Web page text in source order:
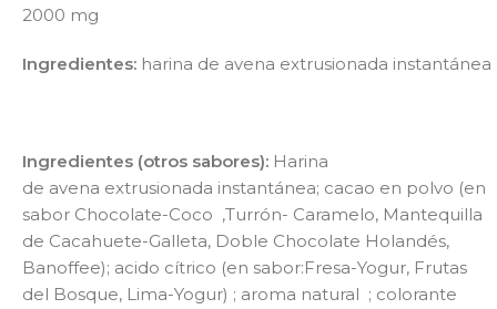
2000 mg
Ingredientes: harina de avena extrusionada instantánea
Ingredientes (otros sabores): Harina
de avena extrusionada instantánea; cacao en polvo (en
sabor Chocolate-Coco ,Turrón- Caramelo, Mantequilla
de Cacahuete-Galleta, Doble Chocolate Holandés,
Banoffee); acido cítrico (en sabor:Fresa-Yogur, Frutas
del Bosque, Lima-Yogur) ; aroma natural ; colorante